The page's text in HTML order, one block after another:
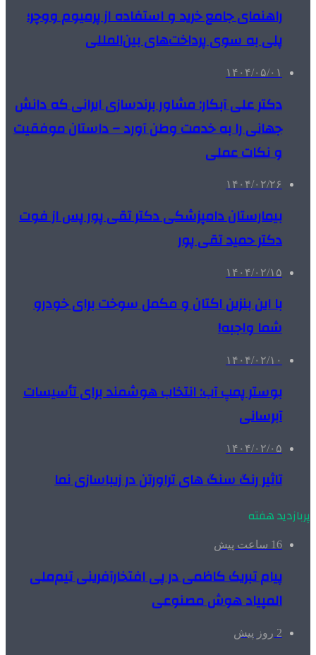
راهنمای جامع خرید و استفاده از پرمیوم ووچر؛
پلی به سوی پرداخت‌های بین‌المللی
۱۴۰۴/۰۵/۰۱
دکتر علی آبکار: مشاور برندسازی ایرانی که دانش
جهانی را به خدمت وطن آورد – داستان موفقیت
و نکات عملی
۱۴۰۴/۰۲/۲۶
بیمارستان دامپزشکی دکتر تقی پور پس از فوت
دکتر حمید تقی پور
۱۴۰۴/۰۲/۱۵
با این بنزین اکتان و مکمل سوخت برای خودرو
شما واجبه!
۱۴۰۴/۰۲/۱۰
بوستر پمپ آب: انتخاب هوشمند برای تأسیسات
آبرسانی
۱۴۰۴/۰۲/۰۵
تاثیر رنگ سنگ های تراورتن در زیباسازی نما
پربازدید هفته
16 ساعت پیش
پیام تبریک کاظمی در پی افتخارآفرینی تیم‌ملی
المپیاد هوش مصنوعی
2 روز پیش